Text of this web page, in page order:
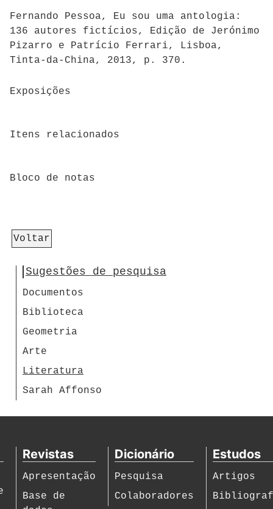
Fernando Pessoa, Eu sou uma antologia:
136 autores fictícios, Edição de Jerónimo
Pizarro e Patrício Ferrari, Lisboa,
Tinta-da-China, 2013, p. 370.
Exposições
Itens relacionados
Bloco de notas
Voltar
Sugestões de pesquisa
Documentos
Biblioteca
Geometria
Arte
Literatura
Sarah Affonso
Revistas
Apresentação
Base de
Dicionário
Pesquisa
Colaboradores
Estudos
Artigos